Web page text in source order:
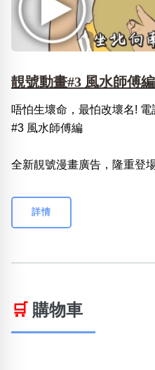
靚號動畫#3 風水師傅編
唔怕生壞命，最怕改壞名!
#3 風水師傅編
全新靚號漫畫廣告，隆重登
詳情
🛒 購物車